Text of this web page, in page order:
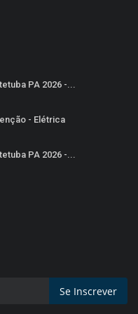
PA 2026 -...
- Elétrica
PA 2026 -...
Se Inscrever